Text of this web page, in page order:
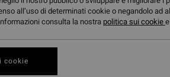
all’uso di determinati cookie o negandolo ad
consulta la nostra politica sui cookiee
cookie